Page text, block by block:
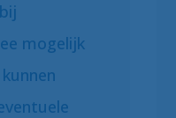
mogelijk